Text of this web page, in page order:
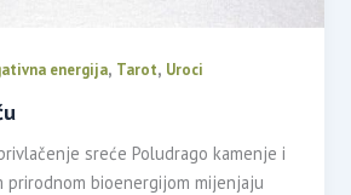
energija, Tarot, Uroci
sreće Poludrago kamenje i
prirodnom bioenergijom mijenjaju